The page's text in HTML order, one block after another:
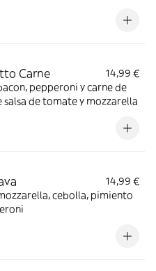
Carne
14,99 €
pepperoni y carne de
de tomate y mozzarella
14,99 €
cebolla, pimiento